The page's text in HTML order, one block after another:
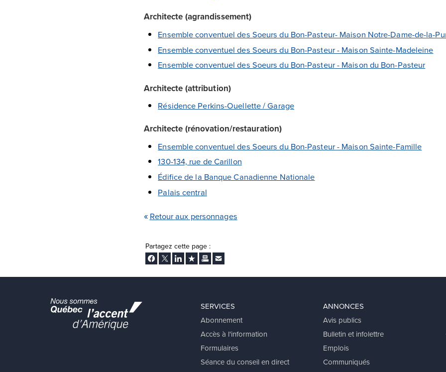
Architecte (agrandissement)
Ensemble conventuel des Soeurs du Bon-Pasteur- Maison Notre-Dame-de-la-
Ensemble conventuel des Soeurs du Bon-Pasteur - Maison Sainte-Madeleine
Ensemble conventuel des Soeurs du Bon-Pasteur - Maison du Bon-Pasteur
Architecte (attribution)
Résidence Perkins-Ouellette / Garage
Architecte (rénovation/restauration)
Ensemble conventuel des Soeurs du Bon-Pasteur - Maison Sainte-Famille
130-134, rue de Carillon
Édifice de la Banque Canadienne Nationale
Palais central
Retour aux personnages
Partagez cette page :
Facebook
TwitterLinkedInAjouter aux favoris
ImprimerEnvoyer Ã un ami
SERVICES
Abonnement
Accès à l'information
Formulaires
Séance du conseil en direct
ANNONCES
Avis publics
Bulletin et infolettre
Emplois
Communiqués